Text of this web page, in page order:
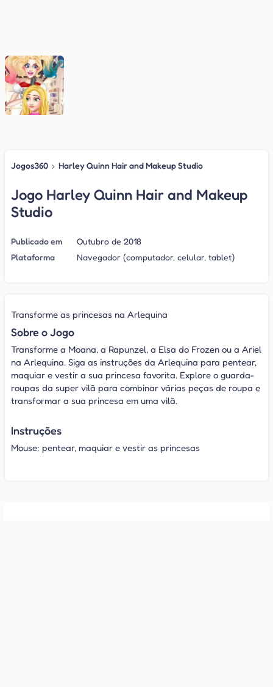
Jogos360 › Harley Quinn Hair and Makeup Studio
Jogo Harley Quinn Hair and Makeup
Studio
Publicado em
Outubro de 2018
Plataforma
Navegador (computador, celular, tablet)
Transforme as princesas na Arlequina
Sobre o Jogo
Transforme a Moana, a Rapunzel, a Elsa do Frozen ou a Ariel
na Arlequina. Siga as instruções da Arlequina para pentear,
maquiar e vestir a sua princesa favorita. Explore o guarda-
roupas da super vilã para combinar várias peças de roupa e
transformar a sua princesa em uma vilã.
Instruções
Mouse: pentear, maquiar e vestir as princesas